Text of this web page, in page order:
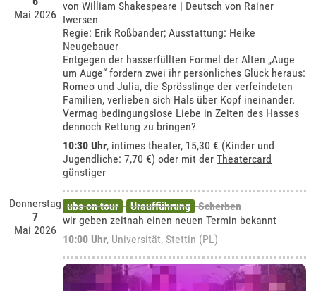
Mai 2026
von William Shakespeare | Deutsch von Rainer
Iwersen
Regie: Erik Roßbander; Ausstattung: Heike
Neugebauer
Entgegen der hasserfüllten Formel der Alten „Auge
um Auge“ fordern zwei ihr persönliches Glück heraus:
Romeo und Julia, die Sprösslinge der verfeindeten
Familien, verlieben sich Hals über Kopf ineinander.
Vermag bedingungslose Liebe in Zeiten des Hasses
dennoch Rettung zu bringen?
10:30 Uhr, intimes theater, 15,30 € (Kinder und
Jugendliche: 7,70 €) oder mit derTheatercard
günstiger
Donnerstag
7
Mai 2026
ubs on tour Uraufführung Scherben
wir geben zeitnah einen neuen Termin bekannt
10:00 Uhr,Universität, Stettin (PL)